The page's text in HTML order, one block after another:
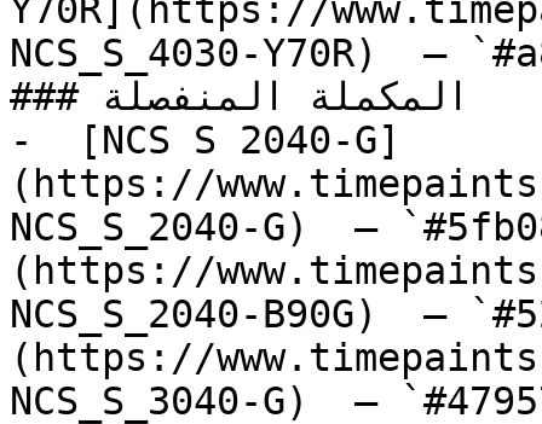
Y70R](https://
NCS_S_4030-Y70R)  —
### المكملة المنفصلة
-  [NCS S 2040-G]
(https://
NCS_S_2040-G)  —
(https://
NCS_S_2040-B90G)  —
(https://
NCS_S_3040-G)  —